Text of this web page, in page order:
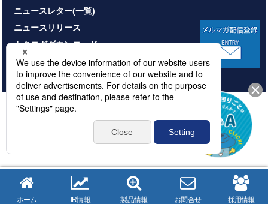
ホーム IR情報 製品情報 お問合せ 採用情報
ニュースレター(一覧)
ニュースリリース
カタログダウンロード
お問い合わせ
HOME プライバシーポリシー
情報セキュリティ基本方針
© NITTOSEIKO CO., LTD. All rights reserved.